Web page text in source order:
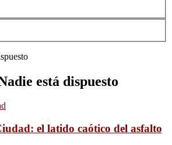
está dispuesto
el latido caótico del asfalto